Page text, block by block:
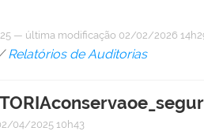
— última modificação 02/02/2026
Relatórios de Auditorias
04/2025 10h43